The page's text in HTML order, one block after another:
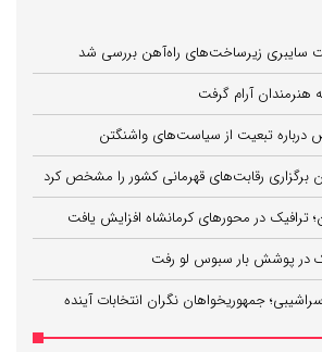
سایبری زیرساخت‌های راه‌آهن بررسی شد
هنرمندان آرام گرفت
درباره تبعیت از سیاست‌های واشنگتن
برگزاری رقابت‌های قهرمانی کشور را مشخص کرد
ترافیک در محورهای کرمانشاه افزایش یافت
در پوشش بار سبوس لو رفت
جمهوریخواهان نگران انتخابات آینده